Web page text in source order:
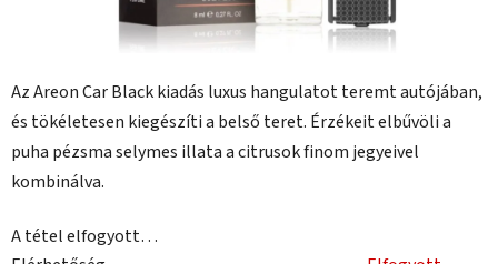
Az Areon Car Black kiadás luxus hangulatot teremt autójában,
és tökéletesen kiegészíti a belső teret. Érzékeit elbűvöli a
puha pézsma selymes illata a citrusok finom jegyeivel
kombinálva.
A tétel elfogyott…